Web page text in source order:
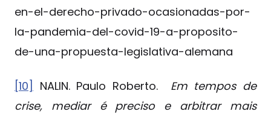
en-el-derecho-privado-ocasionadas-por-
la-pandemia-del-covid-19-a-proposito-
de-una-propuesta-legislativa-alemana
[10] NALIN. Paulo Roberto. Em tempos de
crise, mediar é preciso e arbitrar mais